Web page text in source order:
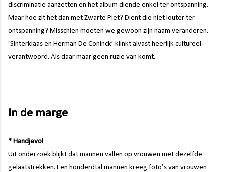
discriminatie aanzetten en het album diende enkel ter ontspanning.
Maar hoe zit het dan met Zwarte Piet? Dient die niet louter ter
ontspanning? Misschien moeten we gewoon zijn naam veranderen.
‘Sinterklaas en Herman De Coninck’ klinkt alvast heerlijk cultureel
verantwoord. Als daar maar geen ruzie van komt.
In de marge
* Handjevol
Uit onderzoek blijkt dat mannen vallen op vrouwen met dezelfde
gelaatstrekken. Een honderdtal mannen kreeg foto’s van vrouwen